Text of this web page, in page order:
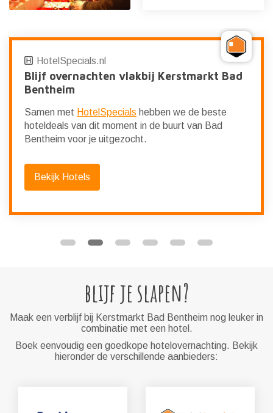
HotelSpecials.nl
Blijf overnachten vlakbij Kerstmarkt Bad
Bentheim
Samen met HotelSpecials hebben we de beste
hoteldeals van dit moment in de buurt van Bad
Bentheim voor je uitgezocht.
Bekijk Hotels
blijf je slapen?
Maak een verblijf bij Kerstmarkt Bad Bentheim nog leuker in
combinatie met een hotel.
Boek eenvoudig een goedkope hotelovernachting. Bekijk
hieronder de verschillende aanbieders: